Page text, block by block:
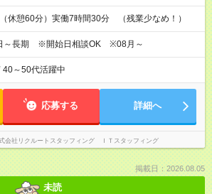
休憩60分）実働7時間30分 （残業少なめ！）
日～長期 ※開始日相談OK ※08月～
40～50代活躍中
応募する 詳細へ
会社リクルートスタッフィング ＩＴスタッフィング
掲載日：2026.08.05
未読